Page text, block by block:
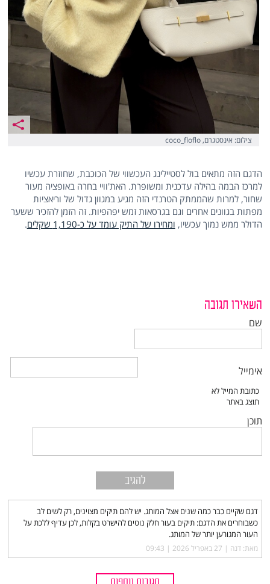
צילום: אינסטגרם, coco_floflo
הדגם הזה מתאים בול לסטיילינג העכשווי של הכוכבת, שחוזרת עכשיו
למרכז הבמה בהילה עדכנית ומשופרת. האת'וויי בחרה באופציה מעור
שחור, למרות שהממתק הטרנדי הזה מגיע במגוון גדול של וריאציות
מפתות בגוונים אחרים וגם בגרסאות זמש יפהפיות. זה הזמן להזכיר ששער
הדולר ממש נמוך עכשיו, ומחירו של התיק עומד על כ-1,190 שקלים .
השאירו תגובה
שם
אימייל
תוכן
דגם שקיים כבר כמה שנים אצל המותג. יש להם תיקים מצוינים, רק לשים לב
כשבוחרים את הדגם: תיקים בעור חלק נוטים להישרט בקלות, לכן עדיף ללכת על
העור המגורען יותר של המותג.
מאת: דנה |‏ 27 באפריל 2026 | 09:43